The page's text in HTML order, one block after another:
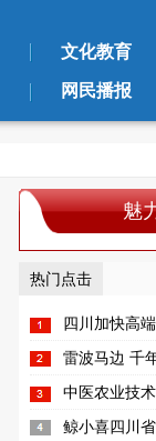
文化教育
网民播报
魅
热门点击
四川加快高
升级步伐雷波马边 千
中医农业技
鲸小喜四川